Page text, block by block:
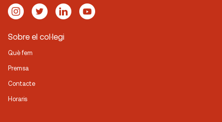
Sobre el col·legi
Què fem
Premsa
Contacte
Horaris